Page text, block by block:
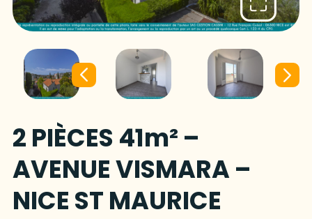
2 PIÈCES 41m² –
AVENUE VISMARA –
NICE ST MAURICE